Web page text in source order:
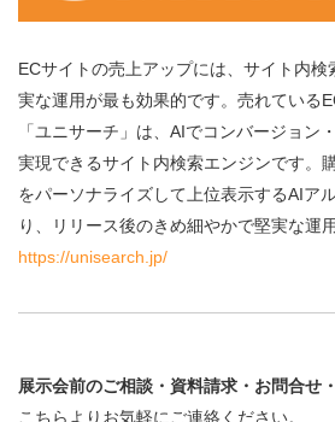
ECサイトの売上アップには、サイト内検
実な運用が最も効果的です。売れている
「ユニサーチ」は、AIでコンバージョン
実現できるサイト内検索エンジンです。
をパーソナライズして上位表示するAIア
り、リリース後のきめ細やかで堅実な運
https://unisearch.jp/
展示会前のご相談・資料請求・お問合せ
こちらよりお気軽にご連絡ください。